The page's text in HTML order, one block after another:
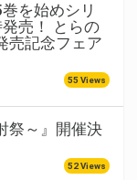
を始めシリ
売！ とらの
売記念フェア
55 Views
祭～』開催決
52 Views